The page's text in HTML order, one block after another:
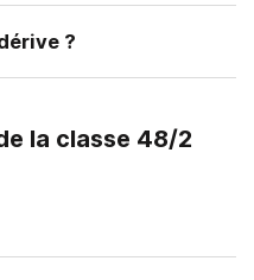
?
la classe 48/2